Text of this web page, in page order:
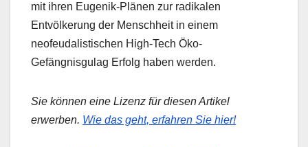
mit ihren Eugenik-Plänen zur radikalen
Entvölkerung der Menschheit in einem
neofeudalistischen High-Tech Öko-
Gefängnisgulag Erfolg haben werden.
Sie können eine Lizenz für diesen Artikel
erwerben. Wie das geht, erfahren Sie hier!